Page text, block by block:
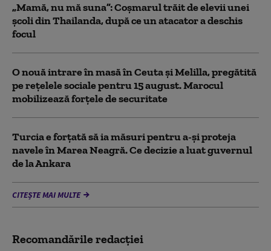
„Mamă, nu mă suna”: Coșmarul trăit de elevii unei
școli din Thailanda, după ce un atacator a deschis
focul
O nouă intrare în masă în Ceuta și Melilla, pregătită
pe rețelele sociale pentru 15 august. Marocul
mobilizează forțele de securitate
Turcia e forțată să ia măsuri pentru a-și proteja
navele în Marea Neagră. Ce decizie a luat guvernul
de la Ankara
CITEȘTE MAI MULTE
Recomandările redacţiei